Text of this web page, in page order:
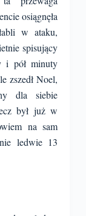
osiągnęła
w ataku,
spisujący
i pół minuty
zszedł Noel,
dla siebie
był już w
na sam
ledwie 13